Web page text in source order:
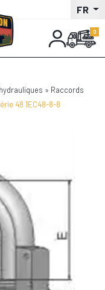
FR
Raccords
48 1EC48-8-8